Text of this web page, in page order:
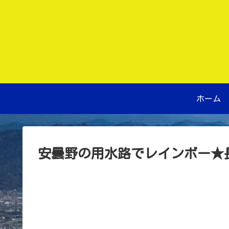
ホーム
安曇野の用水路でレインボー